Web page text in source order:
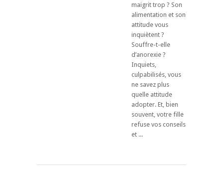
maigrit trop ? Son
alimentation et son
attitude vous
inquiètent ?
Souffre-t-elle
d’anorexie ?
Inquiets,
culpabilisés, vous
ne savez plus
quelle attitude
adopter. Et, bien
souvent, votre fille
refuse vos conseils
et ...